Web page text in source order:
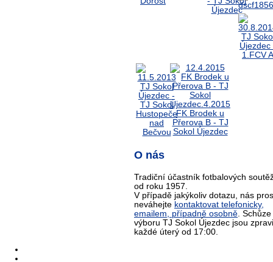
O nás
Tradiční účastník fotbalových
od roku 1957.
V případě jakýkoliv dotazu, nás
neváhejte kontaktovat telefonicky,
emailem, případně osobně. Schůze
výboru TJ Sokol Újezdec jsou
každé úterý od 17:00.